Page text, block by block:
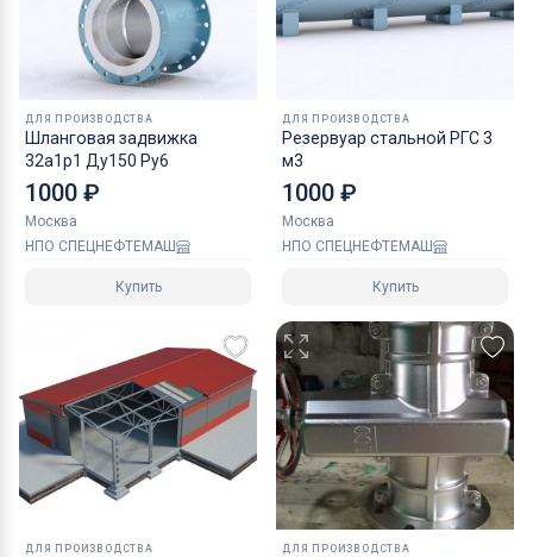
ДЛЯ ПРОИЗВОДСТВА
Шланговая задвижка
32а1р1 Ду150 Ру6
1000 ₽
Москва
НПО СПЕЦНЕФТЕМАШ
Купить
ДЛЯ ПРОИЗВОДСТВА
Резервуар стальной РГС 3
м3
1000 ₽
Москва
НПО СПЕЦНЕФТЕМАШ
Купить
ДЛЯ ПРОИЗВОДСТВА ДЛЯ ПРОИЗВОДСТВА